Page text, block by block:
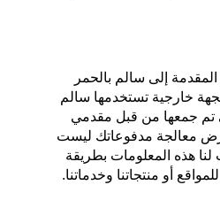
إلى سالم بالحمر
خارجية تستخدمها سالم
تم جمعها من قبل مقدمي
معالجة مدفوعاتك ليست
هذه المعلومات بطريقة
أو منتجاتنا وخدماتنا.